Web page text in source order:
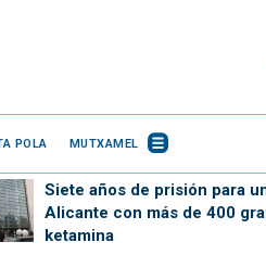
POLA MUTXAMEL
Siete años de prisión para
Alicante con más de 400
ketamina